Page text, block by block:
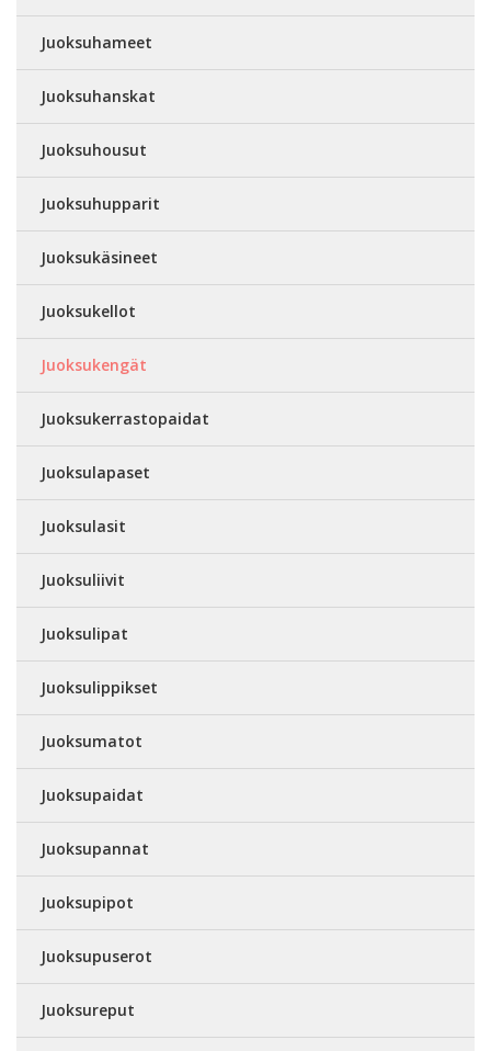
Juoksuhameet
Juoksuhanskat
Juoksuhousut
Juoksuhupparit
Juoksukäsineet
Juoksukellot
Juoksukengät
Juoksukerrastopaidat
Juoksulapaset
Juoksulasit
Juoksuliivit
Juoksulipat
Juoksulippikset
Juoksumatot
Juoksupaidat
Juoksupannat
Juoksupipot
Juoksupuserot
Juoksureput